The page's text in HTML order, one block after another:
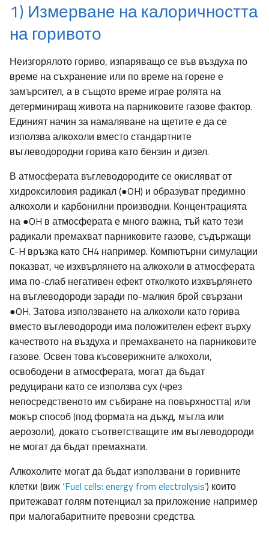
1) Измерване на калоричността
на горивото
Неизгорялото гориво, изпаряващо се във въздуха по
време на съхранение или по време на горене е
замърсител, а в същото време играе ролята на
детерминиращ живота на парниковите газове фактор.
Единият начин за намаляване на щетите е да се
използва алкохоли вместо стандартните
въглеводородни горива като бензин и дизел.
В атмосферата въглеводородите се окисляват от
хидроксиловия радикал (●OH) и образуват предимно
алкохоли и карбонилни производни. Концентрацията
на ●OH в атмосферата е много важна, тъй като тези
радикали премахват парниковите газове, съдържащи
C-H връзка като CH4 например. Компютърни симулации
показват, че изхвърлянето на алкохоли в атмосферата
има по-слаб негативен ефект отколкото изхвърлянето
на въглеводороди заради по-малкия брой свързани
●OH. Затова използването на алкохоли като горива
вместо въглеводороди има положителен ефект върху
качеството на въздуха и премахването на парниковите
газове. Освен това късоверижните алкохоли,
освободени в атмосферата, могат да бъдат
редуцирани като се използва сух (чрез
непосредственото им събиране на повърхността) или
мокър способ (под формата на дъжд, мъгла или
аерозоли), докато съответстващите им въглеводороди
не могат да бъдат премахнати.
Алкохолите могат да бъдат използвани в горивните
клетки (виж ‘Fuel cells: energy from electrolysis’) които
притежават голям потенциал за приложение например
при малогабаритните превозни средства.